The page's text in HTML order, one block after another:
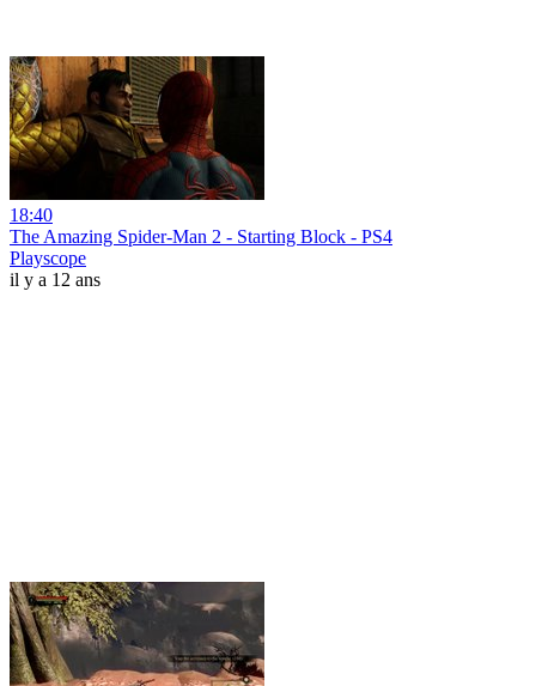
18:40
The Amazing Spider-Man 2 - Starting Block - PS4
Playscope
il y a 12 ans